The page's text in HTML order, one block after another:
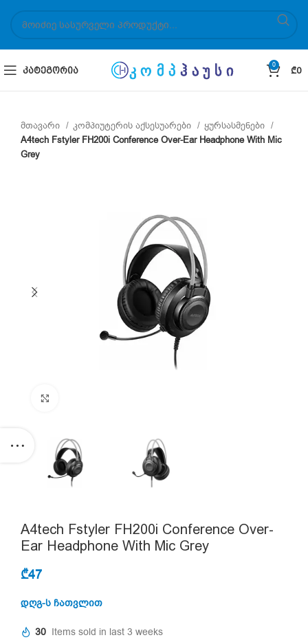
ᲙᲐᲢᲔᲒᲝᲠᲘᲐ
0
₾0
მთავარი კომპიუტერის აქსესუარები
ყურსასმენები
A4tech Fstyler FH200i Conference Over-Ear Headphone With Mic
Grey
A4tech Fstyler FH200i Conference Over-
Ear Headphone With Mic Grey
₾47
დღგ-ს ჩათვლით
30 Items sold in last 3 weeks